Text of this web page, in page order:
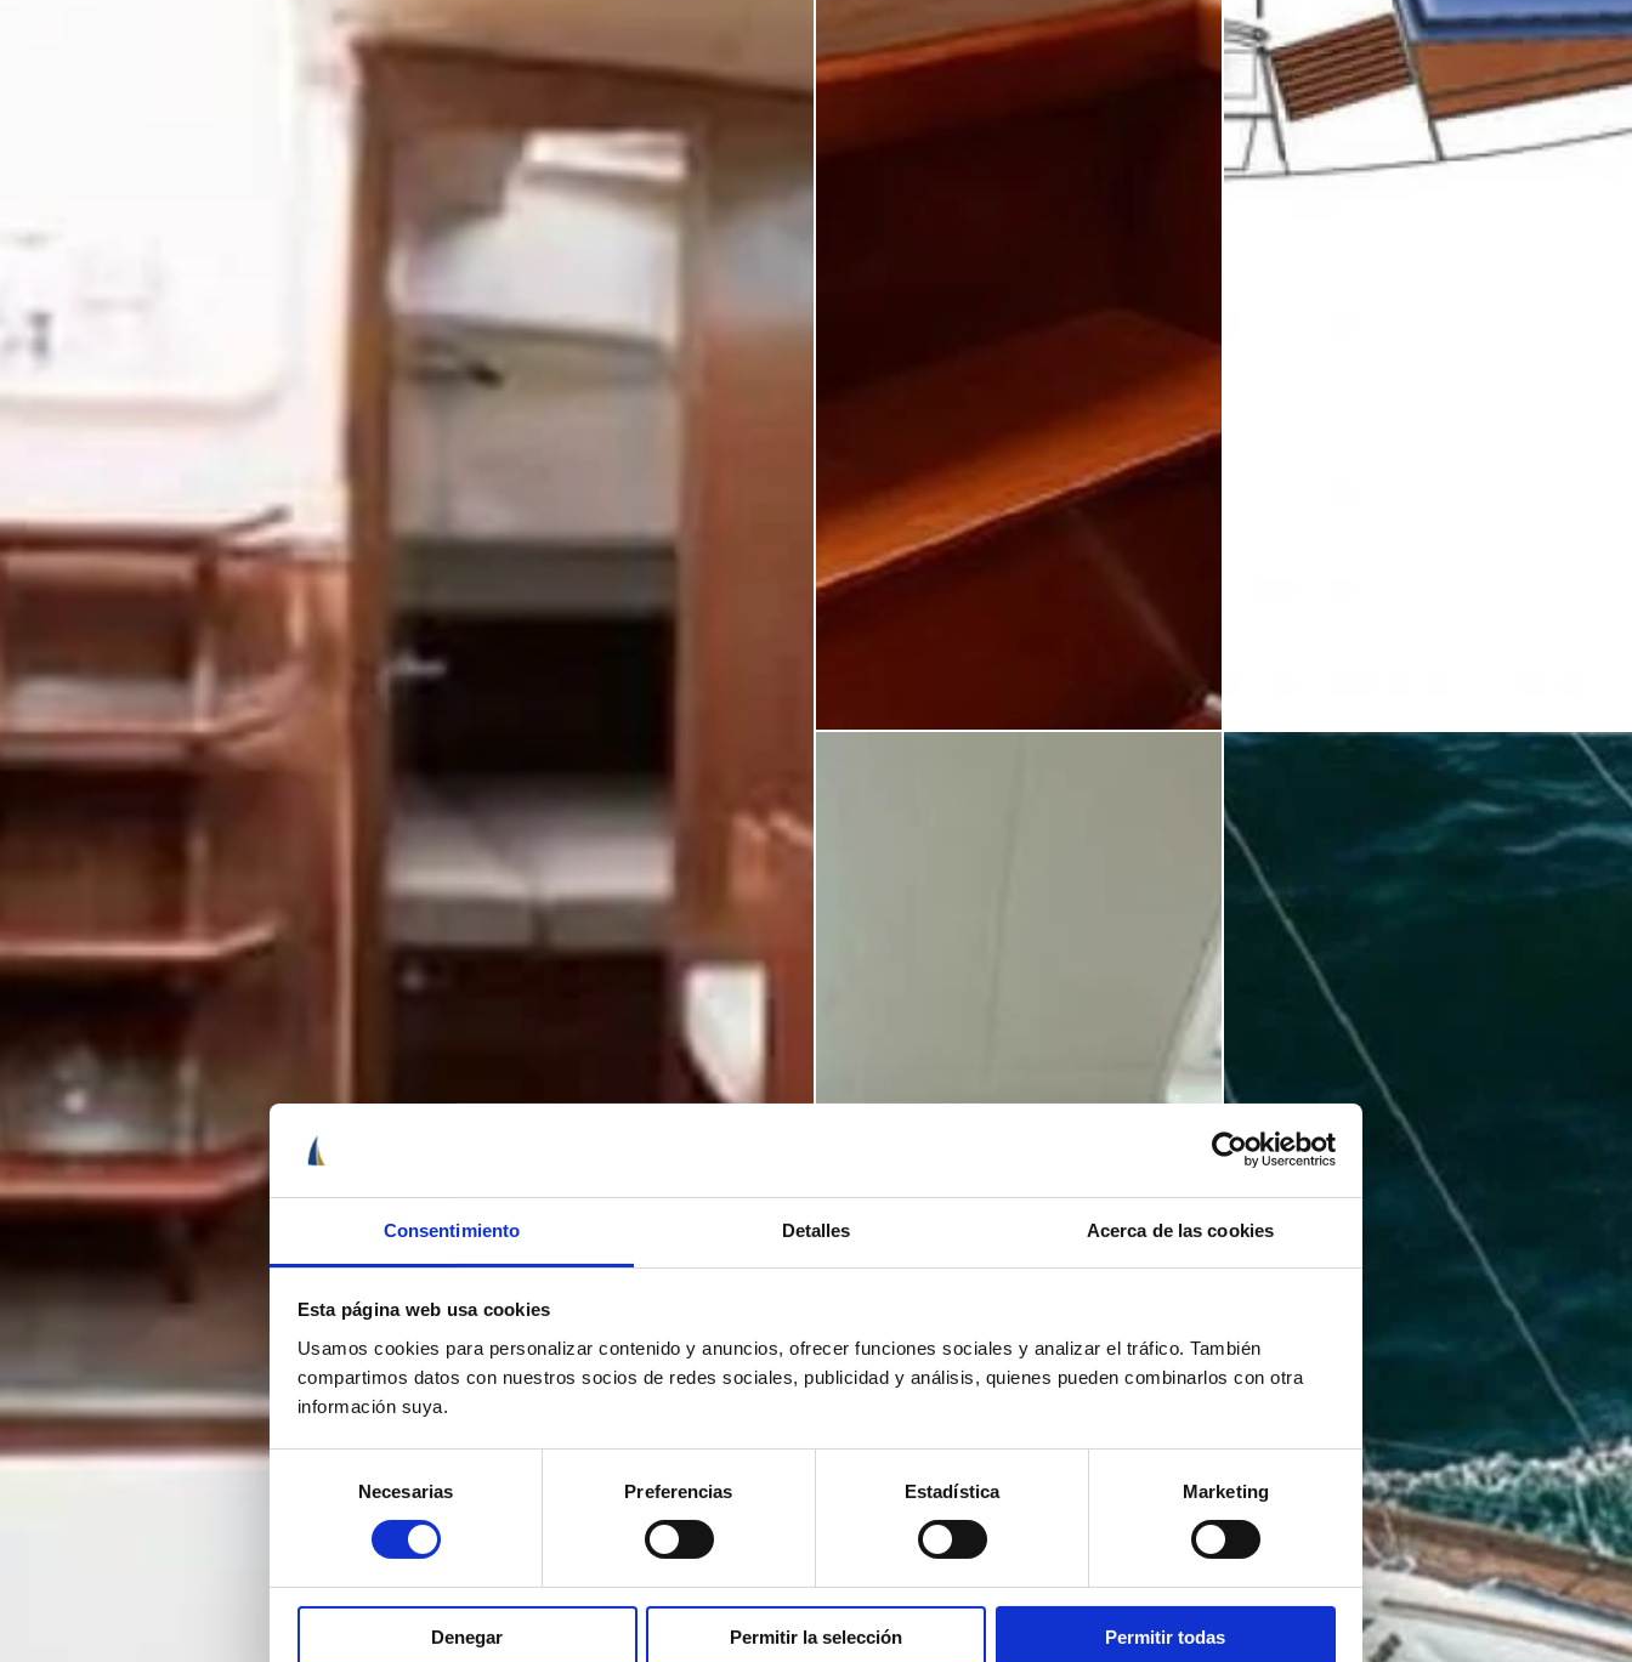
Consentimiento Detalles Acerca de las cookies
Esta página web usa cookies
Usamos cookies para personalizar contenido y anuncios, ofrecer funciones sociales y analizar el tráfico. También
compartimos datos con nuestros socios de redes sociales, publicidad y análisis, quienes pueden combinarlos con otra
información suya.
Selección
consentimiento
Necesarias Preferencias Estadística Marketing
Denegar Permitir la selección Permitir todas